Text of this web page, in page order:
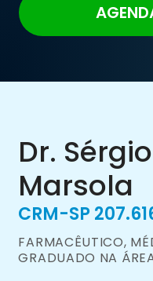
Dr.
Marsola
CRM-SP
FARMACÊUTICO,
GRADUADO NA